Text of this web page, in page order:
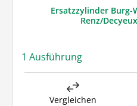
Ersatzzylinder Burg-
Renz/
1 Ausführung
Vergleichen